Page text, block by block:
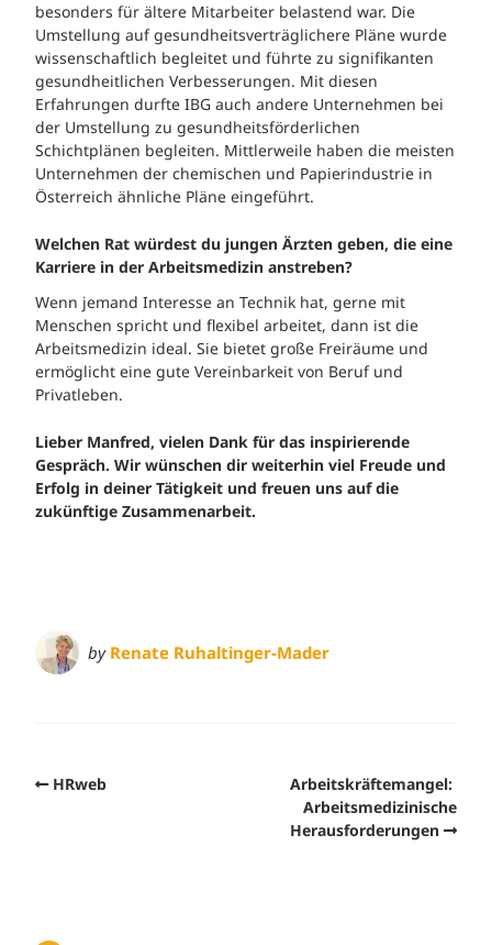
besonders für ältere Mitarbeiter belastend war. Die
Umstellung auf gesundheitsverträglichere Pläne wurde
wissenschaftlich begleitet und führte zu signifikanten
gesundheitlichen Verbesserungen. Mit diesen
Erfahrungen durfte IBG auch andere Unternehmen bei
der Umstellung zu gesundheitsförderlichen
Schichtplänen begleiten. Mittlerweile haben die meisten
Unternehmen der chemischen und Papierindustrie in
Österreich ähnliche Pläne eingeführt.
Welchen Rat würdest du jungen Ärzten geben, die eine
Karriere in der Arbeitsmedizin anstreben?
Wenn jemand Interesse an Technik hat, gerne mit
Menschen spricht und flexibel arbeitet, dann ist die
Arbeitsmedizin ideal. Sie bietet große Freiräume und
ermöglicht eine gute Vereinbarkeit von Beruf und
Privatleben.
Lieber Manfred, vielen Dank für das inspirierende
Gespräch. Wir wünschen dir weiterhin viel Freude und
Erfolg in deiner Tätigkeit und freuen uns auf die
zukünftige Zusammenarbeit.
by Renate Ruhaltinger-Mader
HRweb
Arbeitskräftemangel:
Arbeitsmedizinische
Herausforderungen